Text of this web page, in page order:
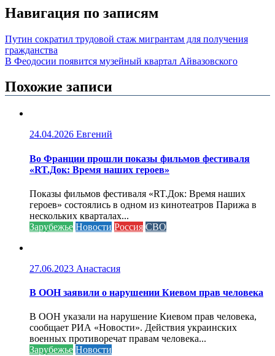
Навигация по записям
Путин сократил трудовой стаж мигрантам для получения
гражданства
В Феодосии появится музейный квартал Айвазовского
Похожие записи
24.04.2026 Евгений
Во Франции прошли показы фильмов фестиваля
«RT.Док: Время наших героев»
Показы фильмов фестиваля «RT.Док: Время наших
героев» состоялись в одном из кинотеатров Парижа в
нескольких кварталах...
Зарубежье Новости Россия СВО
27.06.2023 Анастасия
В ООН заявили о нарушении Киевом прав человека
В ООН указали на нарушение Киевом прав человека,
сообщает РИА «Новости». Действия украинских
военных противоречат правам человека...
Зарубежье Новости